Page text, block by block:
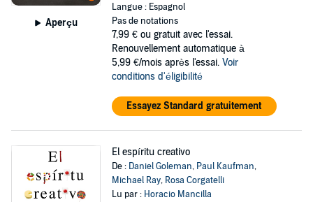
Aperçu
Langue : Espagnol
Pas de notations
7,99 € ou gratuit avec l'essai.
Renouvellement automatique à
5,99 €/mois après l'essai. Voir
conditions d'éligibilité
Essayez Standard gratuitement
El espíritu creativo
De : Daniel Goleman, Paul Kaufman,
Michael Ray, Rosa Corgatelli
Lu par : Horacio Mancilla